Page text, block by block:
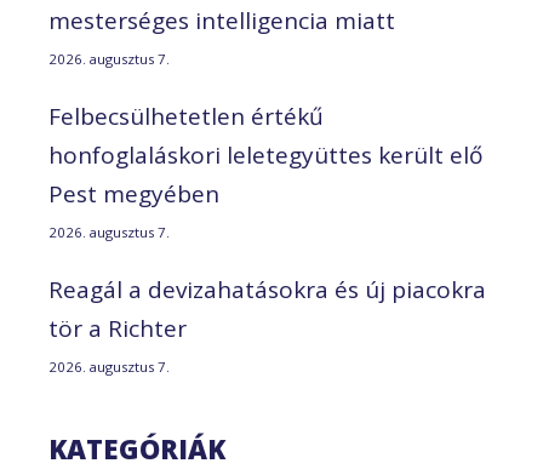
mesterséges intelligencia miatt
2026. augusztus 7.
Felbecsülhetetlen értékű
honfoglaláskori leletegyüttes került elő
Pest megyében
2026. augusztus 7.
Reagál a devizahatásokra és új piacokra
tör a Richter
2026. augusztus 7.
KATEGÓRIÁK